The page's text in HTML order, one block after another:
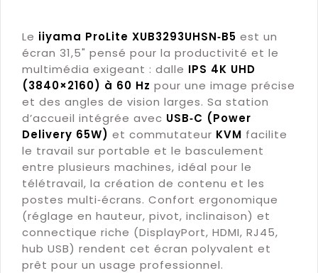
Le iiyama ProLite XUB3293UHSN‑B5 est un
écran 31,5" pensé pour la productivité et le
multimédia exigeant : dalle IPS 4K UHD
(3840×2160) à 60 Hz pour une image précise
et des angles de vision larges. Sa station
d’accueil intégrée avec USB‑C (Power
Delivery 65W) et commutateur KVM facilite
le travail sur portable et le basculement
entre plusieurs machines, idéal pour le
télétravail, la création de contenu et les
postes multi‑écrans. Confort ergonomique
(réglage en hauteur, pivot, inclinaison) et
connectique riche (DisplayPort, HDMI, RJ45,
hub USB) rendent cet écran polyvalent et
prêt pour un usage professionnel.